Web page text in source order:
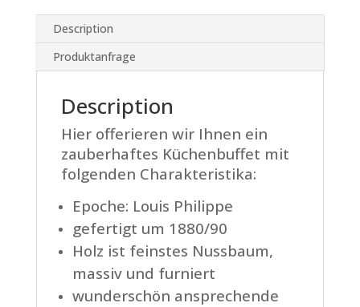
Description
Produktanfrage
Description
Hier offerieren wir Ihnen ein
zauberhaftes Küchenbuffet mit
folgenden Charakteristika:
Epoche: Louis Philippe
gefertigt um 1880/90
Holz ist feinstes Nussbaum,
massiv und furniert
wunderschön ansprechende